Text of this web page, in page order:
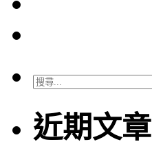
搜
關
鍵
近期文章